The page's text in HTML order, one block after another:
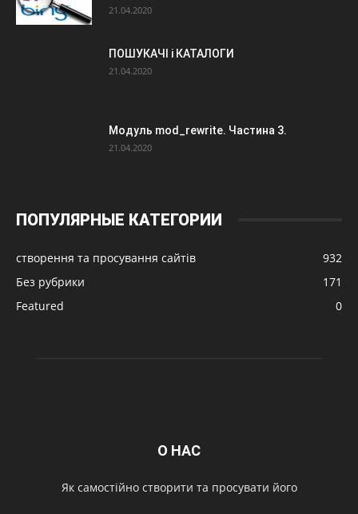
21.04.2020
ПОШУКАЧІ і КАТАЛОГИ
21.04.2020
Модуль mod_rewrite. Частина 3.
21.04.2020
ПОПУЛЯРНЫЕ КАТЕГОРИИ
створення та просування сайтів
932
Без рубрики
171
Featured
0
О НАС
Як самостійно створити та просувати його